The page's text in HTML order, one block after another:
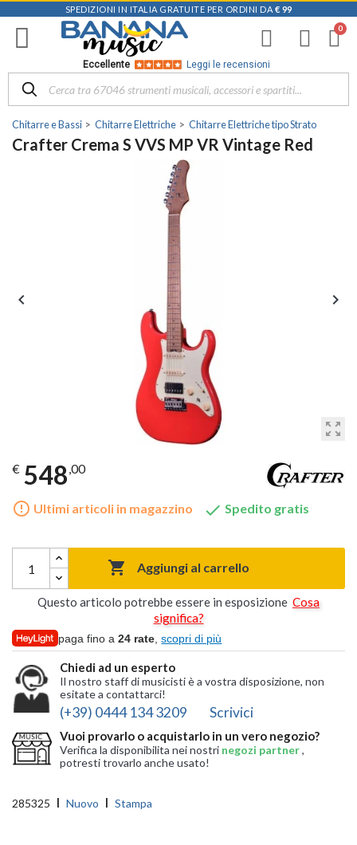
SPEDIZIONI IN ITALIA GRATUITE PER ORDINI DA € 99
Eccellente Leggi le recensioni
Chitarre e Bassi Chitarre Elettriche Chitarre Elettriche tipo Strato
Crafter Crema S VVS MP VR Vintage Red
zoom_out_map
 
€ 548,00
error_outline Ultimi articoli in magazzino  Spedito gratis
 Aggiungi al carrello
Questo articolo potrebbe essere in esposizione Cosa
significa?
paga fino a24 rate ,scopri di più
Chiedi ad un esperto
Il nostro staff di musicisti è a vostra disposizione, non
esitate a contattarci!
(+39) 0444 134 3209 Scrivici
Vuoi provarlo o acquistarlo in un vero negozio?
Verifica la disponibilita nei nostri negozi partner,
potresti trovarlo anche usato!
285325 Nuovo Stampa